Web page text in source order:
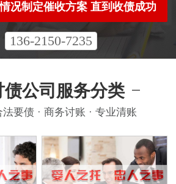
况制定催收方案 直到收债成功
136-2150-7235
债公司服务分类
要债 · 商务讨账 · 专业清账